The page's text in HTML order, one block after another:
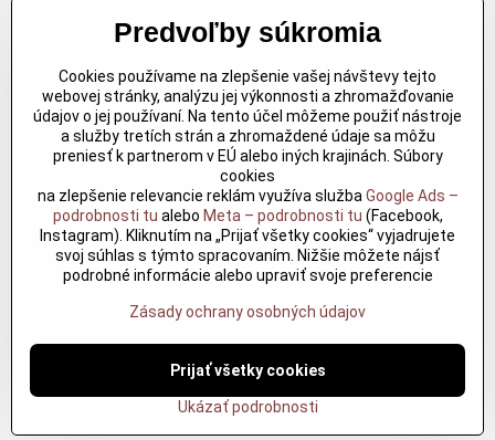
Originálne výrobky Arbortech
Každy produkt je vytvoreny pre konkretný účel. Záruka kvality v každom
jednom
Kvalitné rezbárske náradie
Kvalitné rezbárske náradie overené časom pre profesionálov aj
nadšencov
?
©2026Copyright
Predvoľby súkromiaZásady ochrany osobných údajov
Podmienky používania
Vytvorené pomocou:BiznisWeb.sk
Predvoľby súkromia
Cookies používame na zlepšenie vašej návštevy tejto
webovej stránky, analýzu jej výkonnosti a zhromažďovanie
údajov o jej používaní. Na tento účel môžeme použiť nástroje
a služby tretích strán a zhromaždené údaje sa môžu
preniesť k partnerom v EÚ alebo iných krajinách. Súbory
cookies
na zlepšenie relevancie reklám využíva služba Google Ads –
podrobnosti tu alebo Meta – podrobnosti tu (Facebook,
Instagram). Kliknutím na „Prijať všetky cookies“ vyjadrujete
svoj súhlas s týmto spracovaním. Nižšie môžete nájsť
podrobné informácie alebo upraviť svoje preferencie
Zásady ochrany osobných údajov
Ukázať podrobnosti
Prijať všetky cookies